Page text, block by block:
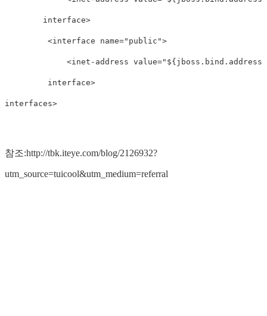
interface>
<interface name="public">
<inet-address value=
interface>
interfaces>
참조:http://tbk.iteye.com/blog/2126932?
utm_source=tuicool&utm_medium=referral